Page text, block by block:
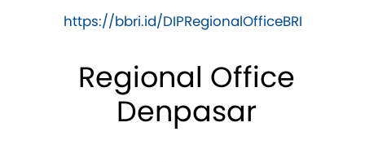
https://bbri.id/DIPRegionalOfficeBRI
Regional Office
Denpasar